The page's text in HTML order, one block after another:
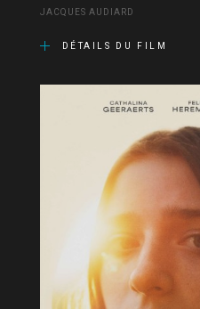
JACQUES AUDIARD
DÉTAILS DU FILM